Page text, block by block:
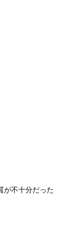
が不十分だった